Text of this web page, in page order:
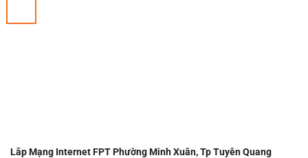
Lắp Mạng Internet FPT Phường Minh Xuân, Tp Tuyên Quang